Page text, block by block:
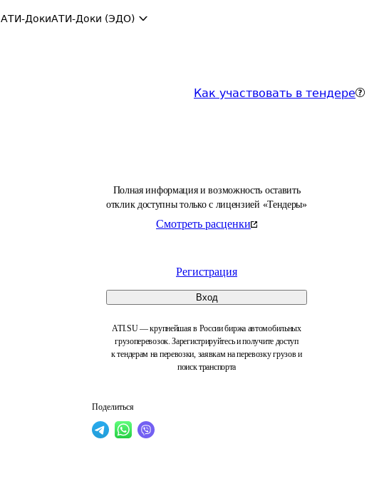
АТИ-ДокиАТИ-Доки (ЭДО)
Как участвовать в тендере
Полная информация и возможность оставить
отклик доступны только с лицензией «Тендеры»
Смотреть расценки
Регистрация
Вход
ATI.SU — крупнейшая в России биржа автомобильных
грузоперевозок. Зарегистрируйтесь и получите доступ
к тендерам на перевозки, заявкам на перевозку грузов и
поиск транспорта
Поделиться